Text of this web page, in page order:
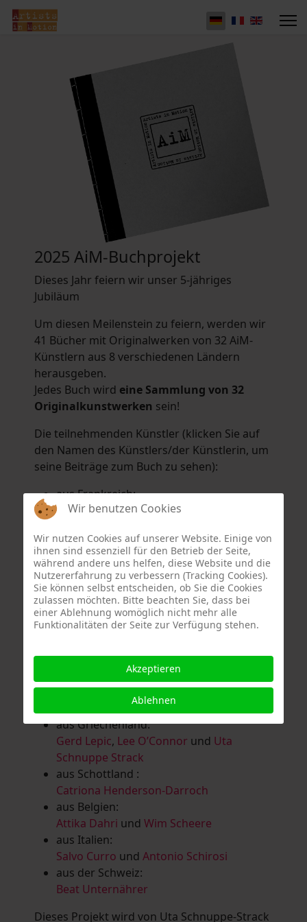
2025 AiM-Buchprojekt
Dieses Jahr feiern wir unser 5-jähriges
Jubiläum
Um diesen Meilenstein zu feiern, werden wir
41 Bücher mit Originalwerken von 32 AiM-
Künstlern aus 8 verschiedenen Ländern
herausgeben.
Jedes Buch wird eine Sammlung von 32
Originalkunstwerken sein!
Die teilnehmenden Künstler (klicken Sie auf
den Namen des Künstlers/der Künstlerin, um
seine Beiträge zum Buch zu sehen):
aus Frankreich:
Hélène Argo,Didier Bonnot
Eric Schaftlein.
aus den Niederlanden:
Dorrety Brookhuis,Natalia Dik,Elise
EekhoutundHenny Schaapman
aus Deutschland:
Salomé Herbst,Andrea Jungnitsch,
Lanzl,Heidrun MalComes,Christa Mayer-
Guntram Prochaska
Schaub,Vera Schaub,Birgit Schweimler &
Serge DevadderundRolf Thärichen
aus Griechenland:
Gerd Lepic, Lee O’Connor und Uta
Schnuppe Strack
aus Schottland :
Catriona Henderson-Darroch
aus Belgien:
Attika Dahri und Wim Scheere
aus Italien:
Salvo Curro und Antonio Schirosi
aus der Schweiz:
Beat Unternährer
Dieses Projekt wird von Uta Schnuppe-Strack
Wir benutzen Cookies
Wir nutzen Cookies auf unserer Website. Einige von
ihnen sind essenziell für den Betrieb der Seite,
während andere uns helfen, diese Website und die
Nutzererfahrung zu verbessern (Tracking Cookies).
Sie können selbst entscheiden, ob Sie die Cookies
zulassen möchten. Bitte beachten Sie, dass bei
einer Ablehnung womöglich nicht mehr alle
Funktionalitäten der Seite zur Verfügung stehen.
Akzeptieren
Ablehnen